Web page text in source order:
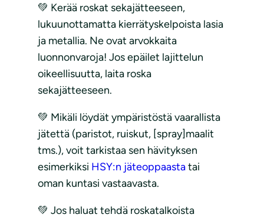
💚 Kerää roskat sekajätteeseen,
lukuunottamatta kierrätyskelpoista lasia
ja metallia. Ne ovat arvokkaita
luonnonvaroja! Jos epäilet lajittelun
oikeellisuutta, laita roska
sekajätteeseen.
💚 Mikäli löydät ympäristöstä vaarallista
jätettä (paristot, ruiskut, [spray]maalit
tms.), voit tarkistaa sen hävityksen
esimerkiksi HSY:n jäteoppaastatai
oman kuntasi vastaavasta.
💚 Jos haluat tehdä roskatalkoista